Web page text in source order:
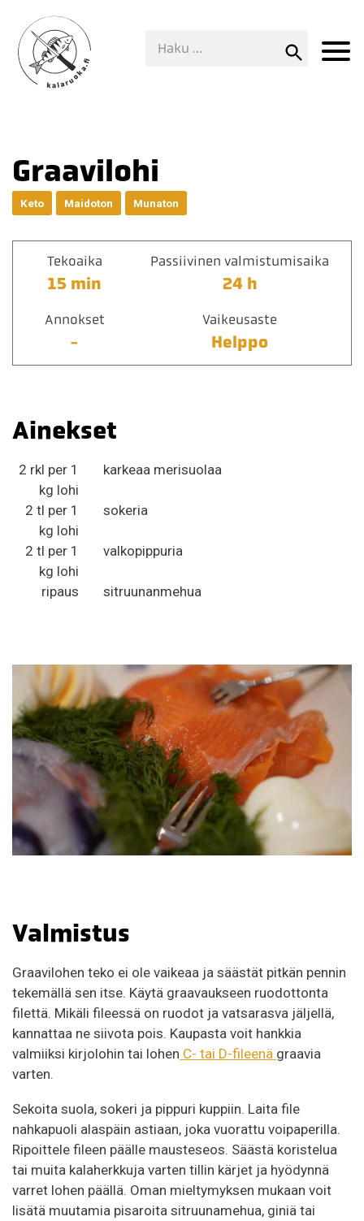
Graavilohi
Keto Maidoton Munaton
Tekoaika
15 min
Passiivinen valmistumisaika
24 h
Annokset
-
Vaikeusaste
Helppo
Ainekset
2 rkl per 1
kg lohi
karkeaa merisuolaa
2 tl per 1
kg lohi
sokeria
2 tl per 1
kg lohi
valkopippuria
ripaus sitruunanmehua
Valmistus
Graavilohen teko ei ole vaikeaa ja säästät pitkän pennin
tekemällä sen itse. Käytä graavaukseen ruodottonta
filettä. Mikäli fileessä on ruodot ja vatsarasva jäljellä,
kannattaa ne siivota pois. Kaupasta voit hankkia
valmiiksi kirjolohin tai lohen C- tai D-fileenä graavia
varten.
Sekoita suola, sokeri ja pippuri kuppiin. Laita file
nahkapuoli alaspäin astiaan, joka vuorattu voipaperilla.
Ripoittele fileen päälle mausteseos. Säästä koristelua
tai muita kalaherkkuja varten tillin kärjet ja hyödynnä
varret lohen päällä. Oman mieltymyksen mukaan voit
lisätä muutamia pisaroita sitruunamehua, giniä tai